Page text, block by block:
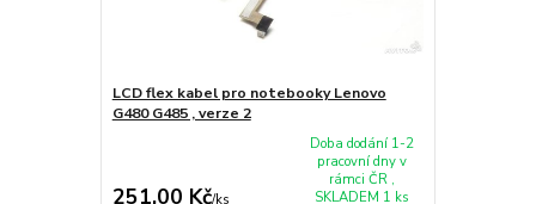
LCD flex kabel pro notebooky Lenovo
G480 G485 , verze 2
251,00 Kč/ks
Doba dodání 1-2
pracovní dny v
rámci ČR ,
SKLADEM 1 ks